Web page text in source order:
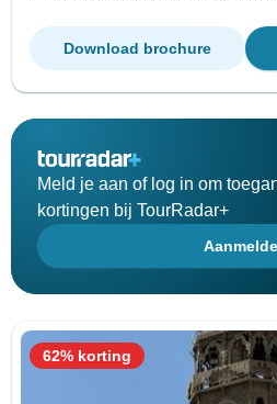
Download brochure
Meld je aan of log in om
kortingen bij TourRadar+
62% korting